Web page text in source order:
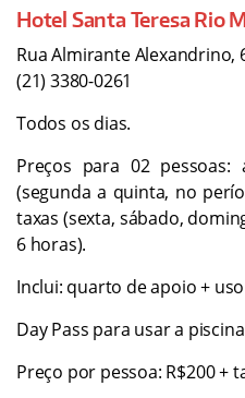
Hotel Santa Teresa Rio
Rua Almirante Alexandrino,
(21) 3380-0261
Todos os dias.
Preços para 02
(segunda a quinta, no
taxas (sexta, sábado,
6 horas).
Inclui: quarto de apoio +
Day Pass para usar a
Preço por pessoa: R$200 +